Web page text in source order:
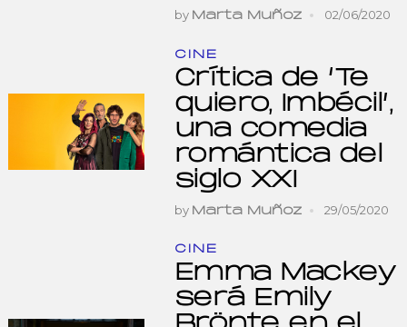
by Marta Muñoz 02/06/2020
CINE
Crítica de ‘Te
quiero, Imbécil’,
una comedia
romántica del
siglo XXI
by Marta Muñoz 29/05/2020
CINE
Emma Mackey
será Emily